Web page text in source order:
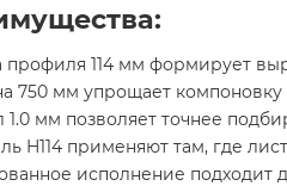
профиля 114 мм формирует
750 мм упрощает компоновку
1.0 мм позволяет точнее
H114 применяют там, где
исполнение подходит